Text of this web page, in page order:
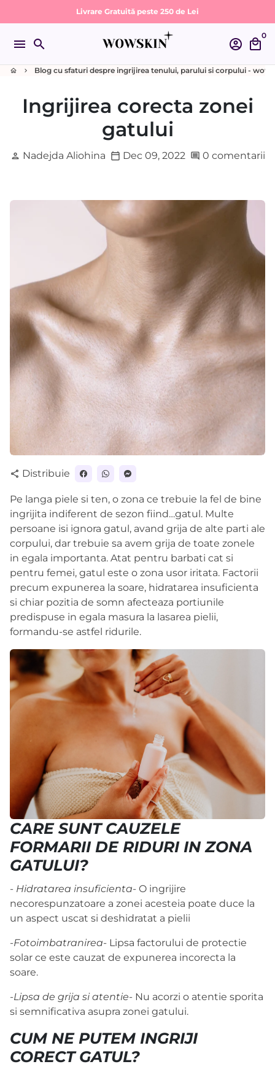
la
conținut
Livrare Gratuită peste 250 de Lei
menu search account_circle local_mall
0
home keyboard_arrow_right Blog cu sfaturi despre ingrijirea tenului, parului si corpului -
Ingrijirea corecta zonei
gatului
person Nadejda Aliohina calendar_today Dec 09, 2022 comment 0 comentarii
share Distribuie
Pe langa piele si ten, o zona ce trebuie la fel de bine
ingrijita indiferent de sezon fiind…gatul. Multe
persoane isi ignora gatul, avand grija de alte parti ale
corpului, dar trebuie sa avem grija de toate zonele
in egala importanta. Atat pentru barbati cat si
pentru femei, gatul este o zona usor iritata. Factorii
precum expunerea la soare, hidratarea insuficienta
si chiar pozitia de somn afecteaza portiunile
predispuse in egala masura la lasarea pielii,
formandu-se astfel ridurile.
CARE SUNT CAUZELE
FORMARII DE RIDURI IN ZONA
GATULUI?
- Hidratarea insuficienta- O ingrijire
necorespunzatoare a zonei acesteia poate duce la
un aspect uscat si deshidratat a pielii
-Fotoimbatranirea- Lipsa factorului de protectie
solar ce este cauzat de expunerea incorecta la
soare.
-Lipsa de grija si atentie- Nu acorzi o atentie sporita
si semnificativa asupra zonei gatului.
CUM NE PUTEM INGRIJI
CORECT GATUL?